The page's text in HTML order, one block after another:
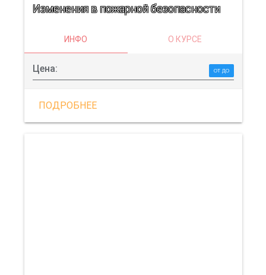
Изменения в пожарной безопасности
ИНФО О КУРСЕ
Цена: от до
ПОДРОБНЕЕ